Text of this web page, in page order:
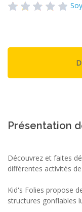
Présentation
Découvrez et faites
différentes activités
Kid's Folies propose
structures gonflables